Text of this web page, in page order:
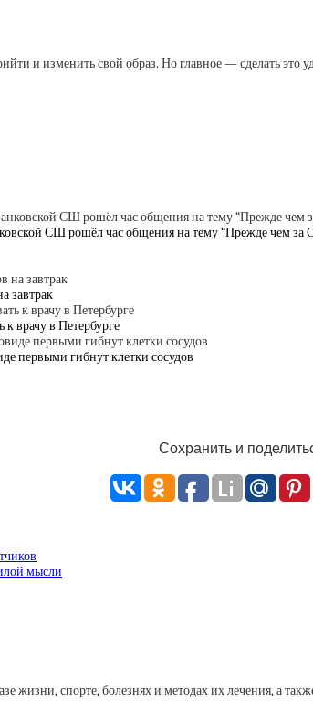
и изменить свой образ. Но главное — сделать это
СШ рошёл час общения на тему “Прежде чем за
завтрак
врачу в Петербурге
первыми гибнут клетки сосудов
Сохранить и
мысли
жизни, спорте, болезнях и методах их лечения, а